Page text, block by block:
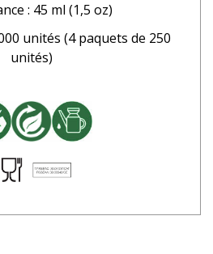
: 45 ml (1,5 oz)
unités (4 paquets de 250
unités)